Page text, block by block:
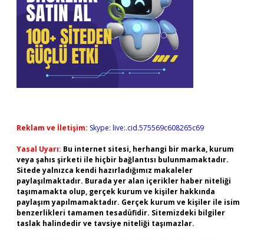
Reklam ve İletişim: Skype: live:.cid.575569c608265c69
Yasal Uyarı: Bu internet sitesi, herhangi bir marka, kurum
veya şahıs şirketi ile hiçbir bağlantısı bulunmamaktadır.
Sitede yalnızca kendi hazırladığımız makaleler
paylaşılmaktadır. Burada yer alan içerikler haber niteliği
taşımamakta olup, gerçek kurum ve kişiler hakkında
paylaşım yapılmamaktadır. Gerçek kurum ve kişiler ile isim
benzerlikleri tamamen tesadüfidir. Sitemizdeki bilgiler
taslak halindedir ve tavsiye niteliği taşımazlar.